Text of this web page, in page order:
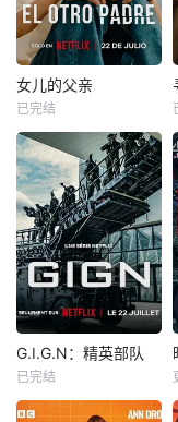
女儿的父亲
已完结
G.I.G.N：精英部队
已完结